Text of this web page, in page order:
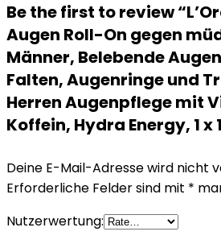
Be the first to review
Augen Roll-On gegen
Männer, Belebende
Falten, Augenringe und
Herren Augenpflege mit
Koffein, Hydra Energy, 1 x
Deine E-Mail-Adresse wird nicht
Erforderliche Felder sind mit *
Nutzerwertung: